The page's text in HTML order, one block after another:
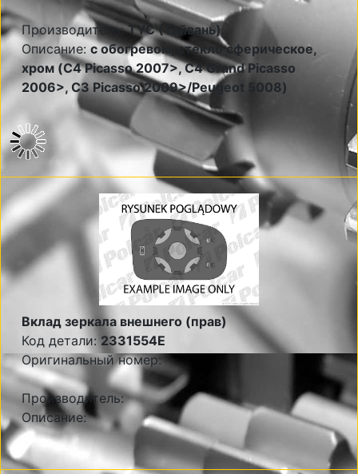
Производитель:TYC (Тайвань)
Описание: с обогревом, стекло сферическое,
хром (C4 Picasso 2007>, C4 Grand Picasso
2006>, C3 Picasso 2009>/Peugeot 5008)
Вклад зеркала внешнего (прав)
Код детали: 2331554E
Оригинальный номер:
Производитель:
Описание: